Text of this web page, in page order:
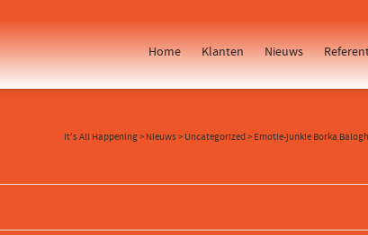
Home Klanten Nieuws
It's All Happening> Nieuws> Uncategorized> Emotie-junkie Borka